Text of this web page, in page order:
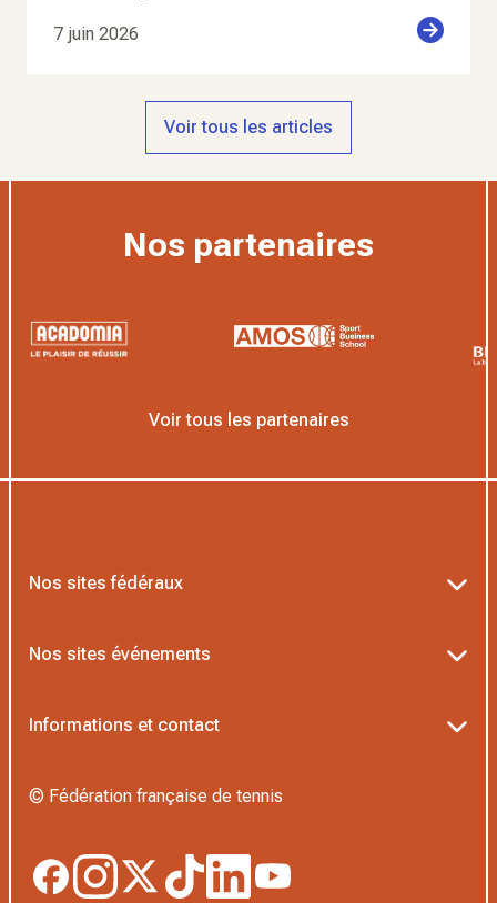
7 juin 2026
Voir tous les articles
Nos partenaires
Voir tous les partenaires
Nos sites fédéraux
L’Institut Formation Tennis
Nos sites événements
Boutique Officielle
Informations et contact
Politique des cookies
© Fédération française de tennis